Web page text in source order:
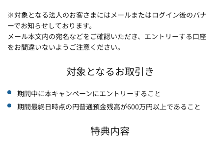
※対象となる法人のお客さまにはメールまたはログイン後のバナ
ーでお知らせしております。
メール本文内の宛名などをご確認いただき、エントリーする口座
をお間違いないようご注意ください。
対象となるお取引き
期間中に本キャンペーンにエントリーすること
期間最終日時点の円普通預金残高が600万円以上であること
特典内容